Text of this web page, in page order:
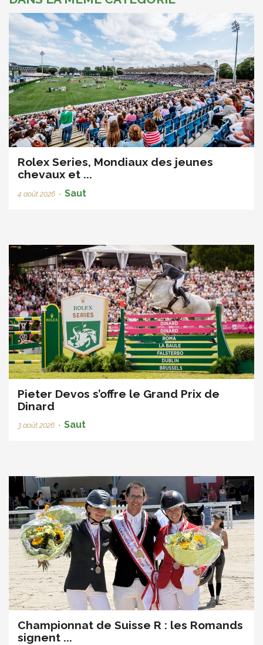
Rolex Series, Mondiaux des jeunes
chevaux et ...
4 août 2026 • Saut
Pieter Devos s’offre le Grand Prix de
Dinard
3 août 2026 • Saut
Championnat de Suisse R : les Romands
signent ...